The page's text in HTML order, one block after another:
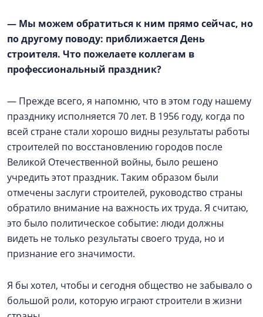
— Мы можем обратиться к ним прямо сейчас, но
по другому поводу: приближается День
строителя. Что пожелаете коллегам в
профессиональный праздник?
— Прежде всего, я напомню, что в этом году нашему
празднику исполняется 70 лет. В 1956 году, когда по
всей стране стали хорошо видны результаты работы
строителей по восстановлению городов после
Великой Отечественной войны, было решено
учредить этот праздник. Таким образом были
отмечены заслуги строителей, руководство страны
обратило внимание на важность их труда. Я считаю,
это было политическое событие: люди должны
видеть не только результаты своего труда, но и
признание его значимости.
Я бы хотел, чтобы и сегодня общество не забывало о
большой роли, которую играют строители в жизни